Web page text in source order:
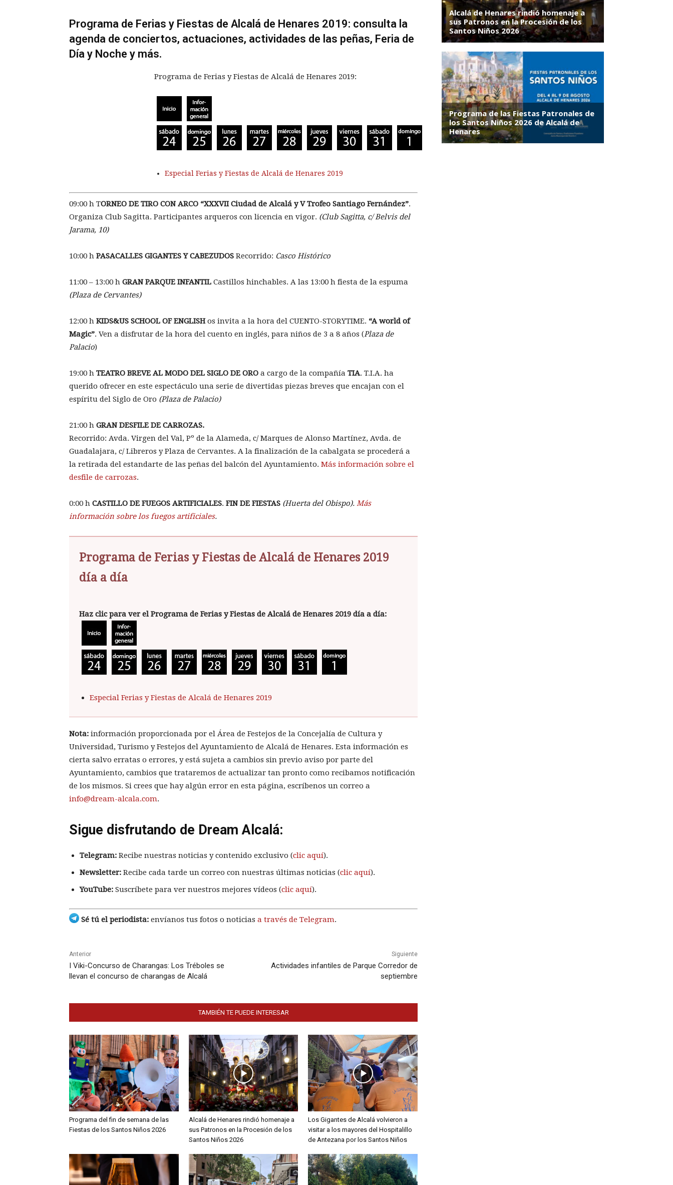
Programa de Ferias y Fiestas de Alcalá de Henares 2019: consulta la
agenda de conciertos, actuaciones, actividades de las peñas, Feria de
Día y Noche y más.
Programa de Ferias y Fiestas de Alcalá de Henares 2019:
Especial Ferias y Fiestas de Alcalá de Henares 2019
09:00 h TORNEO DE TIRO CON ARCO “XXXVII Ciudad de Alcalá y V Trofeo Santiago Fernández”.
Organiza Club Sagitta. Participantes arqueros con licencia en vigor. (Club Sagitta, c/ Belvis del
Jarama, 10)
10:00 h PASACALLES GIGANTES Y CABEZUDOS Recorrido: Casco Histórico
11:00 – 13:00 h GRAN PARQUE INFANTIL Castillos hinchables. A las 13:00 h fiesta de la espuma
(Plaza de Cervantes)
12:00 h KIDS&US SCHOOL OF ENGLISHos invita a la hora del CUENTO-STORYTIME. “A world of
Magic”. Ven a disfrutar de la hora del cuento en inglés, para niños de 3 a 8 años (Plaza de
Palacio)
19:00 h TEATRO BREVE AL MODO DEL SIGLO DE ORO a cargo de la compañía TIA. T.I.A. ha
querido ofrecer en este espectáculo una serie de divertidas piezas breves que encajan con el
espíritu del Siglo de Oro (Plaza de Palacio)
21:00 h GRAN DESFILE DE CARROZAS.
Recorrido: Avda. Virgen del Val, Pº de la Alameda, c/ Marques de Alonso Martínez, Avda. de
Guadalajara, c/ Libreros y Plaza de Cervantes. A la finalización de la cabalgata se procederá a
la retirada del estandarte de las peñas del balcón del Ayuntamiento. Más información sobre el
desfile de carrozas.
0:00 h CASTILLO DE FUEGOS ARTIFICIALES. FIN DE FIESTAS (Huerta del Obispo). Más
información sobre los fuegos artificiales.
Programa de Ferias y Fiestas de Alcalá de Henares 2019
día a día
Haz clic para ver el Programa de Ferias y Fiestas de Alcalá de Henares 2019 día a día:
Especial Ferias y Fiestas de Alcalá de Henares 2019
Nota: información proporcionada por el Área de Festejos de la Concejalía de Cultura y
Universidad, Turismo y Festejos del Ayuntamiento de Alcalá de Henares. Esta información es
cierta salvo erratas o errores, y está sujeta a cambios sin previo aviso por parte del
Ayuntamiento, cambios que trataremos de actualizar tan pronto como recibamos notificación
de los mismos. Si crees que hay algún error en esta página, escríbenos un correo a
info@dream-alcala.com.
Sigue disfrutando de Dream Alcalá:
Telegram: Recibe nuestras noticias y contenido exclusivo (clic aquí).
Newsletter: Recibe cada tarde un correo con nuestras últimas noticias (clic aquí).
YouTube: Suscríbete para ver nuestros mejores vídeos (clic aquí).
Sé tú el periodista: envíanos tus fotos o noticias a través de Telegram.
Anterior
I Viki-Concurso de Charangas: Los Tréboles se
llevan el concurso de charangas de Alcalá
Siguiente
Actividades infantiles de Parque Corredor de
septiembre
TAMBIÉN TE PUEDE INTERESAR
Programa del fin de semana de las
Fiestas de los Santos Niños 2026
Alcalá de Henares rindió homenaje a
sus Patronos en la Procesión de los
Santos Niños 2026
Los Gigantes de Alcalá volvieron a
visitar a los mayores del Hospitalillo
de Antezana por los Santos Niños